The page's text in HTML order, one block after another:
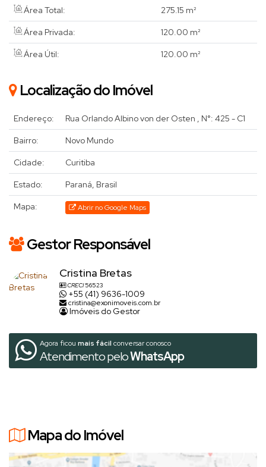
Área Total: 275.15 m²
Área Privada: 120.00 m²
Área Útil: 120.00 m²
Localização do Imóvel
Endereço: Rua Orlando Albino von der Osten , N°: 425 - C1
Bairro: Novo Mundo
Cidade: Curitiba
Estado: Paraná, Brasil
Mapa: Abrir no Google Maps
Gestor Responsável
Cristina Bretas
CRECI56523
+55 (41) 9636-1009
cristina@exonimoveis.com.br
Imóveis do Gestor
Agora ficou mais fácil conversar conosco
Atendimento peloWhatsApp
Mapa do Imóvel